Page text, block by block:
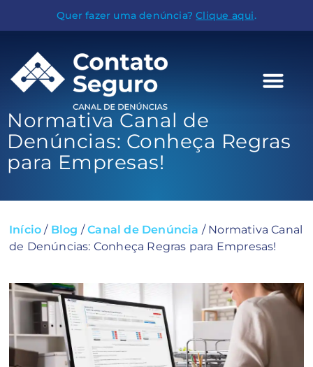
Quer fazer uma denúncia?Clique aqui.
Normativa Canal de
Denúncias: Conheça Regras
para Empresas!
Início / Blog /Canal de Denúncia / Normativa Canal
de Denúncias: Conheça Regras para Empresas!